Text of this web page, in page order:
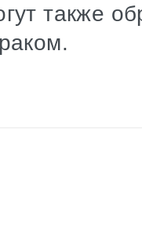
также